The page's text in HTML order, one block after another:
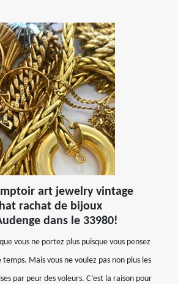
art jewelry vintage
rachat de bijoux
dans le 33980!
vous ne portez plus puisque vous pensez
temps. Mais vous ne voulez pas non plus les
par peur des voleurs. C’est la raison pour